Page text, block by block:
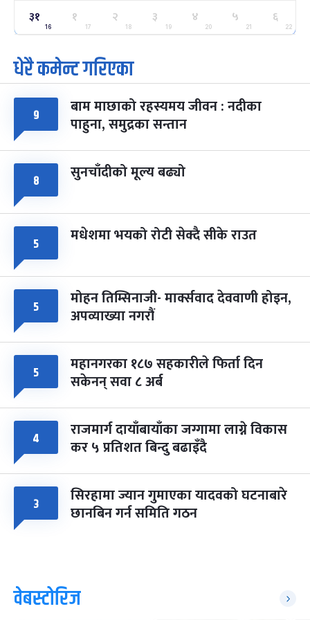
२५
मंगल
ग्याल्पो ल्होसार
फाल्गुन २५, २०८३ Mar 9, 2027
७ महिना बाँकी
७
आइत
पूर्णिमा व्रत
चैत्र ७, २०८३-Mar 21, 2027
८
सोम
फागुपूर्णिमा
चैत्र ८, २०८३-Mar 22, 2027
७ महिना बाँकी
३१
16
१
17
२
18
३
19
४
20
५
21
६
22
धेरै कमेन्ट गरिएका
९ बाम माछाको रहस्यमय जीवन : नदीका
पाहुना, समुद्रका सन्तान
८ सुनचाँदीको मूल्य बढ्यो
५ मधेशमा भयको रोटी सेक्दै सीके राउत
५ मोहन तिम्सिनाजी- मार्क्सवाद देववाणी होइन,
अपव्याख्या नगरौं
५ महानगरका १८७ सहकारीले फिर्ता दिन
सकेनन् सवा ८ अर्ब
४ राजमार्ग दायाँबायाँका जग्गामा लाग्ने विकास
कर ५ प्रतिशत बिन्दु बढाइँदै
३ सिरहामा ज्यान गुमाएका यादवको घटनाबारे
छानबिन गर्न समिति गठन
वेबस्टोरिज